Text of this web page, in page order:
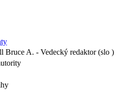
Bruce A. - Vedecký redaktor (slo )